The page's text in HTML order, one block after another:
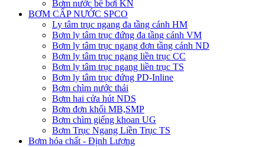
Bơm nước bể bơi KN
BƠM CẤP NƯỚC SPCO
Ly tâm trục ngang đa tầng cánh HM
Bơm ly tâm trục đứng đa tầng cánh VM
Bơm ly tâm trục ngang đơn tầng cánh ND
Bơm ly tâm trục ngang liền trục CC
Bơm ly tâm trục ngang liền trục TS
Bơm ly tâm trục đứng PD-Inline
Bơm chìm nước thải
Bơm hai cửa hút NDS
Bơm đơn khối MB,SMP
Bơm chìm giếng khoan UG
Bơm Trục Ngang Liền Trục TS
Bơm hóa chất - Định Lượng